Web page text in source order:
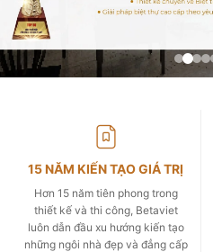
15 NĂM KIẾN TẠO GIÁ TRỊ
Hơn 15 năm tiên phong trong
thiết kế và thi công, Betaviet
luôn dẫn đầu xu hướng kiến tạo
những ngôi nhà đẹp và đẳng cấp